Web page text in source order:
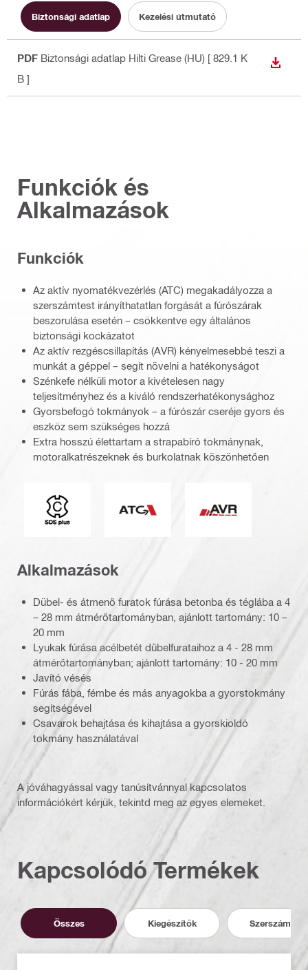
Biztonsági adatlap Kezelési útmutató
PDF Biztonsági adatlap Hilti Grease (HU) [ 829.1 K
B ]
Funkciók és
Alkalmazások
Funkciók
Az aktív nyomatékvezérlés (ATC) megakadályozza a
szerszámtest irányíthatatlan forgását a fúrószárak
beszorulása esetén – csökkentve egy általános
biztonsági kockázatot
Az aktív rezgéscsillapítás (AVR) kényelmesebbé teszi a
munkát a géppel – segít növelni a hatékonyságot
Szénkefe nélküli motor a kivételesen nagy
teljesítményhez és a kiváló rendszerhatékonysághoz
Gyorsbefogó tokmányok – a fúrószár cseréje gyors és
eszköz sem szükséges hozzá
Extra hosszú élettartam a strapabíró tokmánynak,
motoralkatrészeknek és burkolatnak köszönhetően
Csatlakozóvég
Alkalmazások
Dübel- és átmenő furatok fúrása betonba és téglába a 4
– 28 mm átmérőtartományban, ajánlott tartomány: 10 –
20 mm
Lyukak fúrása acélbetét dűbelfurataihoz a 4 - 28 mm
átmérőtartományban; ajánlott tartomány: 10 - 20 mm
Javító vésés
Fúrás fába, fémbe és más anyagokba a gyorstokmány
segítségével
Csavarok behajtása és kihajtása a gyorskioldó
tokmány használatával
A jóváhagyással vagy tanúsítvánnyal kapcsolatos
információkért kérjük, tekintd meg az egyes elemeket.
Kapcsolódó Termékek
Összes Kiegészítők Szerszámok